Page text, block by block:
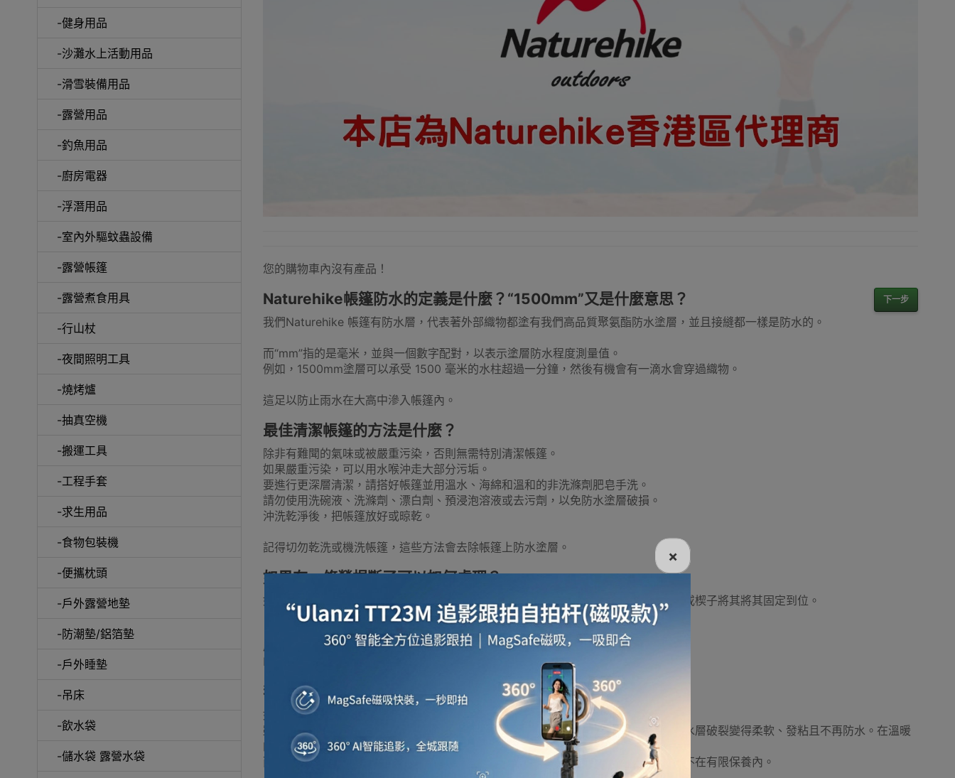
-健身用品
-沙灘水上活動用品
-滑雪裝備用品
-露營用品
-釣魚用品
-廚房電器
-浮潛用品
-室內外驅蚊蟲設備
-露營帳篷
-露營煮食用具
-行山杖
-夜間照明工具
-燒烤爐
-抽真空機
-搬運工具
-工程手套
-求生用品
-食物包裝機
-便攜枕頭
-戶外露營地墊
-防潮墊/鋁箔墊
-戶外睡墊
-吊床
-飲水袋
-儲水袋 露營水袋
您的購物車內沒有產品！
下一步
×
Naturehike帳篷防水的定義是什麼？“1500mm”又是什麼意思？
我們Naturehike 帳篷有防水層，代表著外部織物都塗有我們高品質聚氨酯防水塗層，並且接縫都一樣是防水的。
而“mm”指的是毫米，並與一個數字配對，以表示塗層防水程度測量值。
例如，1500mm塗層可以承受 1500 毫米的水柱超過一分鐘，然後有機會有一滴水會穿過織物。
這足以防止雨水在大高中滲入帳篷內。
最佳清潔帳篷的方法是什麼？
除非有難聞的氣味或被嚴重污染，否則無需特別清潔帳篷。
如果嚴重污染，可以用水喉沖走大部分污垢。
要進行更深層清潔，請搭好帳篷並用溫水、海綿和溫和的非洗滌劑肥皂手洗。
請勿使用洗碗液、洗滌劑、漂白劑、預浸泡溶液或去污劑，以免防水塗層破損。
沖洗乾淨後，把帳篷放好或晾乾。
記得切勿乾洗或機洗帳篷，這些方法會去除帳篷上防水塗層。
如果有一條營桿斷了可以如何處理？
如果帳篷桿斷裂，您可以使用帳篷桿急救管，將修復套管滑到斷裂的部分，並用膠帶或楔子將其將其固定到位。
產品連結：
NatureHike 帳篷桿急救管4枝裝
我應該如何存放我的帳篷？
如果帳篷使用後潮濕或骯髒，切勿立即收起。
雖然我們使用最好的防水材料，但長時間暴露在潮濕環境中會導致物料分解，引致防水層破裂變得柔軟、發粘且不再防水。在溫暖
的天氣裡將濕帳篷存放在包裝內，帳篷會在短短 24 小時開始在織物上形成黴菌。
而黴菌會導致您的帳篷染色、發臭，還會導致防水塗層過早損壞。而發霉和濕氣損壞不在有限保養內。